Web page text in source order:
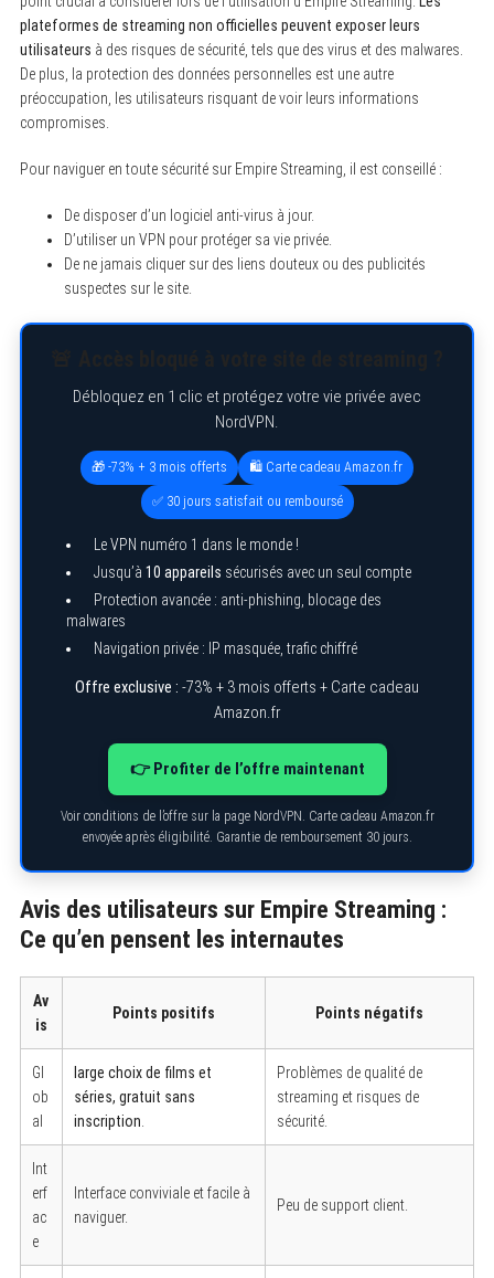
plateformes de streaming non officielles peuvent exposer leurs
utilisateurs à des risques de sécurité, tels que des virus et des malwares.
De plus, la protection des données personnelles est une autre
préoccupation, les utilisateurs risquant de voir leurs informations
compromises.
Pour naviguer en toute sécurité sur Empire Streaming, il est conseillé :
De disposer d’un logiciel anti-virus à jour.
D’utiliser un VPN pour protéger sa vie privée.
De ne jamais cliquer sur des liens douteux ou des publicités
suspectes sur le site.
Débloquez en 1 clic et protégez votre vie privée avec
NordVPN.
🎁 -73% + 3 mois offerts 🛍️ Carte cadeau Amazon.fr
✅ 30 jours satisfait ou remboursé
Le VPN numéro 1 dans le monde !
Jusqu’à 10 appareils sécurisés avec un seul compte
Protection avancée : anti-phishing, blocage des
malwares
Navigation privée : IP masquée, trafic chiffré
Offre exclusive : -73% + 3 mois offerts + Carte cadeau
Amazon.fr
👉 Profiter de l’offre maintenant
Voir conditions de l’offre sur la page NordVPN. Carte cadeau Amazon.fr
envoyée après éligibilité. Garantie de remboursement 30 jours.
Avis des utilisateurs sur Empire Streaming :
Ce qu’en pensent les internautes
Av
is
Points positifs Points négatifs
Gl
ob
al
large choix de films et
séries, gratuit sans
inscription
Problèmes de qualité de
streaming et risques de
sécurité.
Int
erf
ac
e
Interface conviviale et facile à
naviguer.
Peu de support client.
r